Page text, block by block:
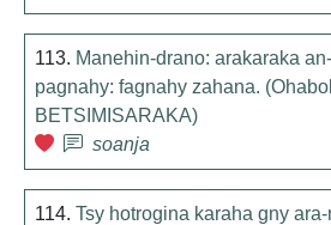
113. Manehin-drano: arakaraka
pagnahy: fagnahy zahana.
BETSIMISARAKA)
soanja
114. Tsy hotrogina karaha gny